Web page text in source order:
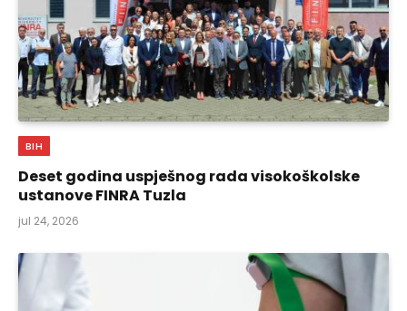
BIH
Deset godina uspješnog rada visokoškolske
ustanove FINRA Tuzla
jul 24, 2026